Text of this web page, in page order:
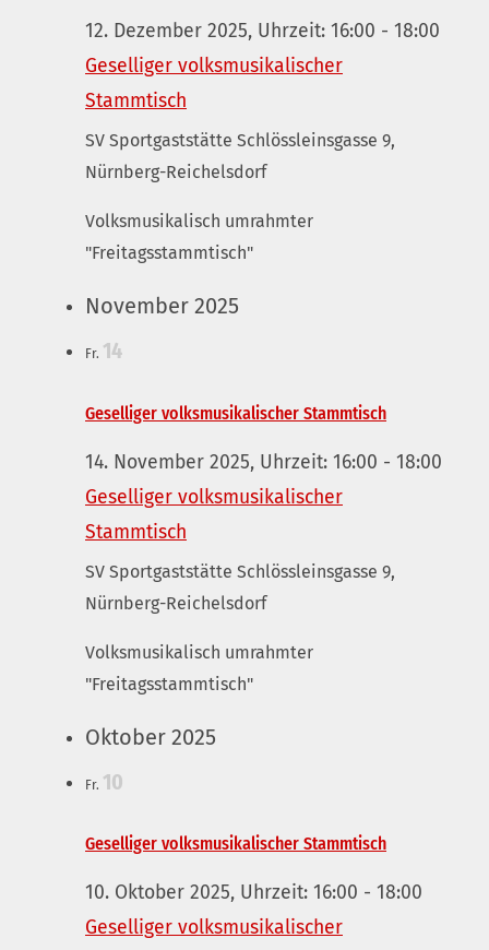
12. Dezember 2025, Uhrzeit: 16:00 - 18:00
Geselliger volksmusikalischer
Stammtisch
SV Sportgaststätte Schlössleinsgasse 9,
Nürnberg-Reichelsdorf
Volksmusikalisch umrahmter
"Freitagsstammtisch"
November 2025
Fr. 14
Geselliger volksmusikalischer Stammtisch
14. November 2025, Uhrzeit: 16:00 - 18:00
Geselliger volksmusikalischer
Stammtisch
SV Sportgaststätte Schlössleinsgasse 9,
Nürnberg-Reichelsdorf
Volksmusikalisch umrahmter
"Freitagsstammtisch"
Oktober 2025
Fr. 10
Geselliger volksmusikalischer Stammtisch
10. Oktober 2025, Uhrzeit: 16:00 - 18:00
Geselliger volksmusikalischer